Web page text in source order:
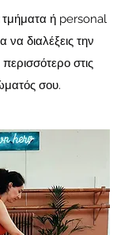
ή personal
να διαλέξεις την
στις
σου.